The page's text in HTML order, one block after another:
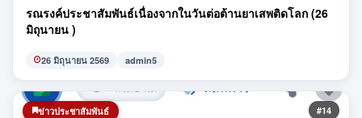
รณรงค์ประชาสัมพันธ์เนื่องจากในวันต่อต้านยาเสพติดโลก (26
มิถุนายน )
26 มิถุนายน 2569 admin5
ข่าวประชาสัมพันธ์ #14